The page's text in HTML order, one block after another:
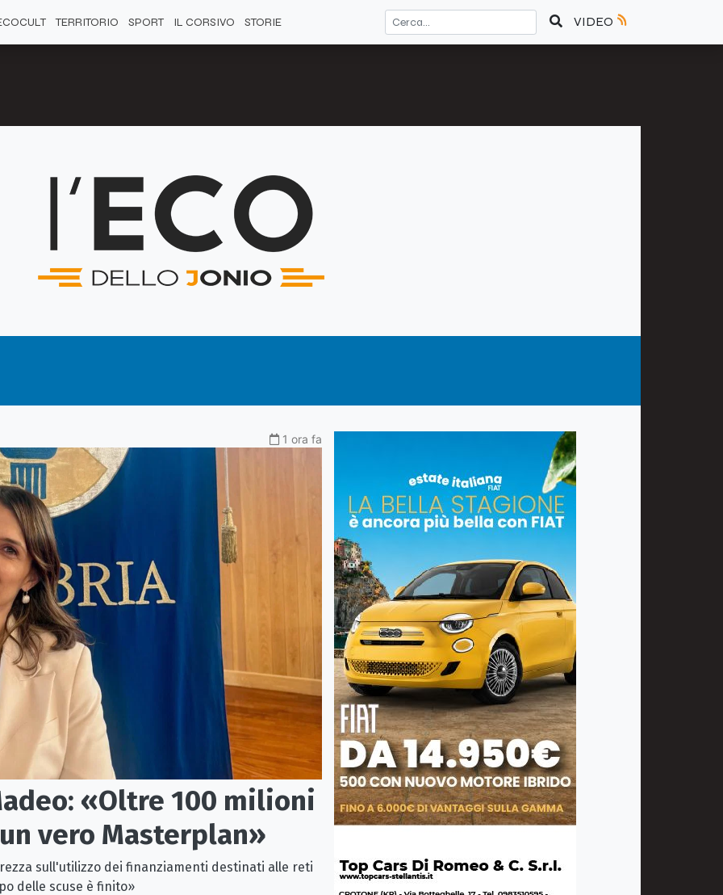
TERRITORIO SPORT IL CORSIVO STORIE VIDEO
1 ora fa
«Oltre 100 milioni
vero Masterplan»
sull'utilizzo dei finanziamenti destinati alle reti
delle scuse è finito»